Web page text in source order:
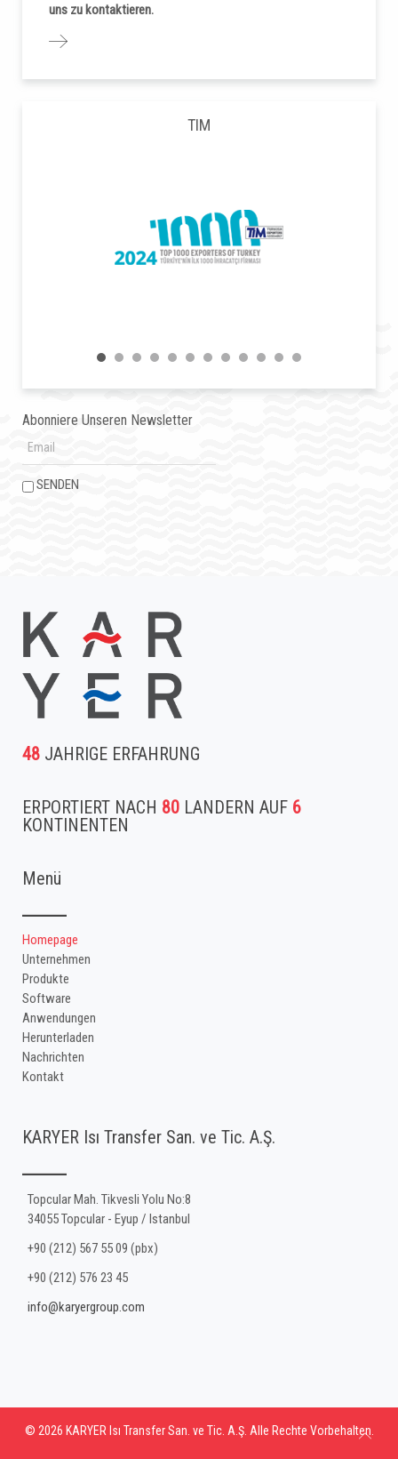
uns zu kontaktieren.
TIM
Abonniere Unseren Newsletter
SENDEN
48 JAHRIGE ERFAHRUNG
ERPORTIERT NACH 80 LANDERN AUF 6
KONTINENTEN
Menü
Homepage
Unternehmen
Produkte
Software
Anwendungen
Herunterladen
Nachrichten
Kontakt
KARYER Isı Transfer San. ve Tic. A.Ş.
Topcular Mah. Tikvesli Yolu No:8
34055 Topcular - Eyup / Istanbul
+90 (212) 567 55 09 (pbx)
+90 (212) 576 23 45
info@karyergroup.com
© 2026 KARYER Isı Transfer San. ve Tic. A.Ş. Alle Rechte Vorbehalten.